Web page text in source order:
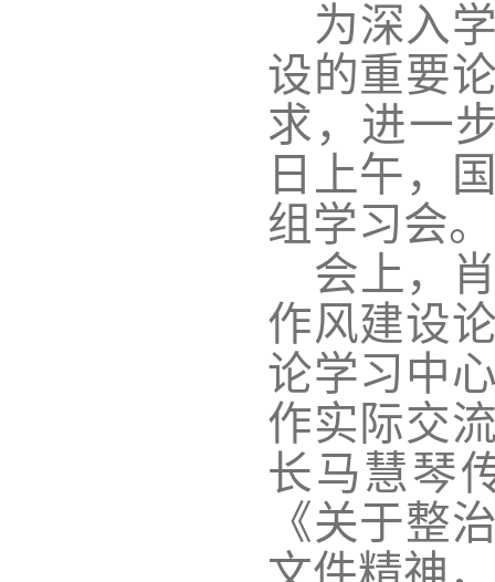
为深入
设的重要
求，进一
日上午，
组学习会。
会上，
作风建设
论学习中
作实际交
长马慧琴
《关于整